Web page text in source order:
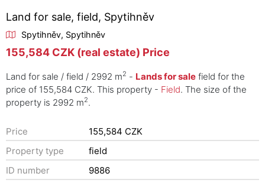
Land for sale, field, Spytihněv
Spytihněv, Spytihněv
155,584 CZK (real estate) Price
Land for sale / field / 2992 m2 - Lands for sale field for the
price of 155,584 CZK. This property - Field. The size of the
property is 2992 m2.
Price
155,584 CZK
Property type
field
ID number
9886